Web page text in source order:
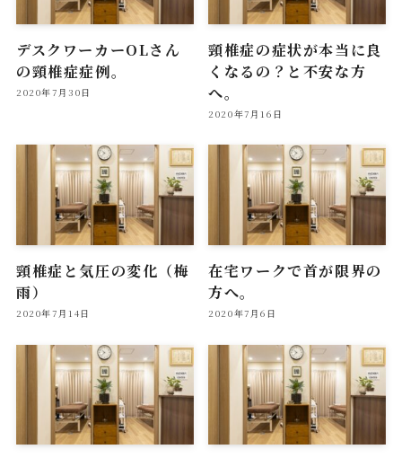
デスクワーカーOLさん
の頸椎症症例。
2020年7月30日
頸椎症の症状が本当に良
くなるの？と不安な方
へ。
2020年7月16日
頸椎症と気圧の変化（梅
雨）
2020年7月14日
在宅ワークで首が限界の
方へ。
2020年7月6日